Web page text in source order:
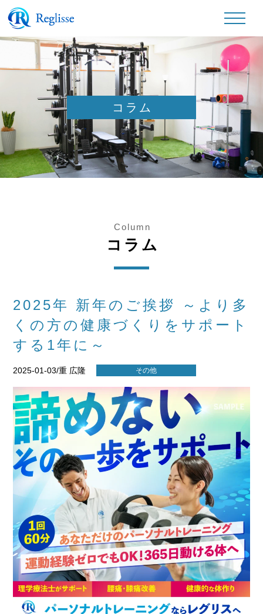
コラム
Column
コラム
2025年 新年のご挨拶 ～より多
くの方の健康づくりをサポート
する1年に～
2025-01-03/重 広隆 その他